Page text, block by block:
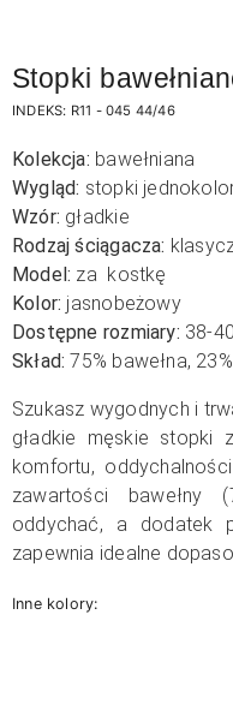
Stopki
INDEKS: R11 - 045 44/46
Kolekcja: bawełniana
Wygląd: stopki
Wzór: gładkie
Rodzaj ściągacza:
Model: za kostkę
Kolor: jasnobeżowy
Dostępne rozmiary: 38-
Skład: 75% bawełna,
Szukasz wygodnych i
gładkie męskie stopki
komfortu,
zawartości bawełny
oddychać, a dodatek
zapewnia idealne
Inne kolory: